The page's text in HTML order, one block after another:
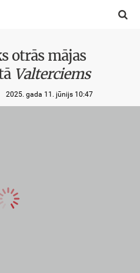

otrās mājas
Valterciems
2025. gada 11. jūnijs 10:47